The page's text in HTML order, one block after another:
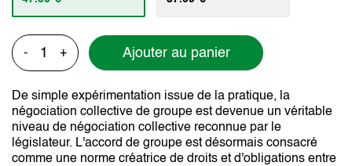
- + Ajouter au panier
De simple expérimentation issue de la pratique, la
négociation collective de groupe est devenue un véritable
niveau de négociation collective reconnue par le
législateur. L'accord de groupe est désormais consacré
comme une norme créatrice de droits et d'obligations entre